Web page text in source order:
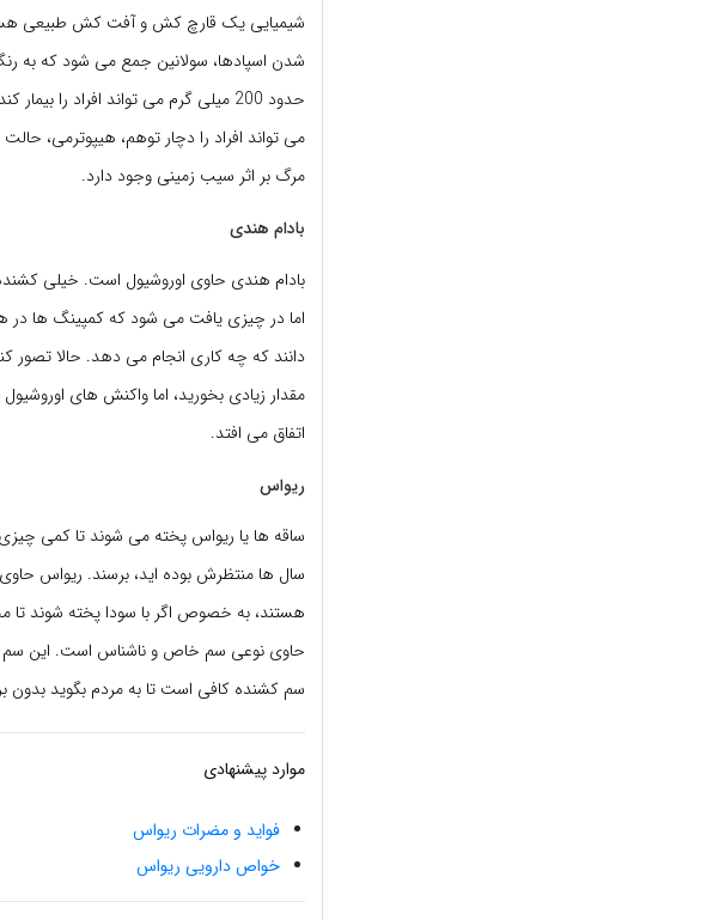
شیمیایی یک قارچ کش و آفت کش طبیعی
حدود 200 میلی گرم می تواند افراد
می تواند افراد را دچار توهم، هیپوترمی،
مرگ بر اثر سیب زمینی وجود دارد.
بادام هندی
بادام هندی حاوی اوروشیول است. خیلی
اما در چیزی یافت می شود که کمپینگ ها در
دانند که چه کاری انجام می دهد. حالا تصور
مقدار زیادی بخورید، اما واکنش های
اتفاق می افتد.
ریواس
ساقه ها یا ریواس پخته می شوند تا کمی
سال ها منتظرش بوده اید، برسند. ریواس
هستند، به خصوص اگر با سودا پخته شوند
حاوی نوعی سم خاص و ناشناس است. این سم
سم کشنده کافی است تا به مردم بگوید بدون
موارد پیشنهادی
فواید و مضرات ریواس
خواص دارویی ریواس